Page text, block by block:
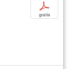
p
gratis